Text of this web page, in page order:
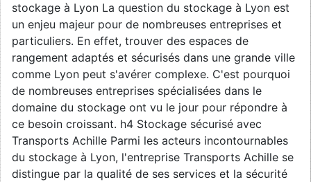
stockage à Lyon La question du stockage à Lyon est
un enjeu majeur pour de nombreuses entreprises et
particuliers. En effet, trouver des espaces de
rangement adaptés et sécurisés dans une grande ville
comme Lyon peut s'avérer complexe. C'est pourquoi
de nombreuses entreprises spécialisées dans le
domaine du stockage ont vu le jour pour répondre à
ce besoin croissant. h4 Stockage sécurisé avec
Transports Achille Parmi les acteurs incontournables
du stockage à Lyon, l'entreprise Transports Achille se
distingue par la qualité de ses services et la sécurité